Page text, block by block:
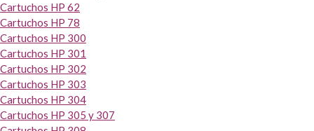
Cartuchos HP 62
Cartuchos HP 78
Cartuchos HP 300
Cartuchos HP 301
Cartuchos HP 302
Cartuchos HP 303
Cartuchos HP 304
Cartuchos HP 305 y 307